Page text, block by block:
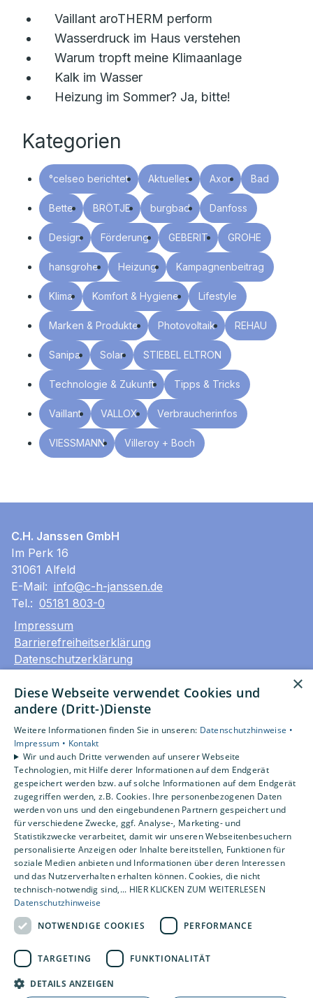
Vaillant aroTHERM perform
Wasserdruck im Haus verstehen
Warum tropft meine Klimaanlage
Kalk im Wasser
Heizung im Sommer? Ja, bitte!
Kategorien
°celseo berichtet Aktuelles Axor Bad
Bette BRÖTJE burgbad Danfoss
Design Förderung GEBERIT GROHE
hansgrohe Heizung Kampagnenbeitrag
Klima Komfort & Hygiene Lifestyle
Marken & Produkte Photovoltaik REHAU
Sanipa Solar STIEBEL ELTRON
Technologie & Zukunft Tipps & Tricks
Vaillant VALLOX Verbraucherinfos
VIESSMANN Villeroy + Boch
C.H. Janssen GmbH
Im Perk 16
31061 Alfeld
E-Mail: info@c-h-janssen.de
Tel.: 05181 803-0
Impressum
Barrierefreiheitserklärung
Datenschutzerklärung
Unsere Bereiche
Privatkunden
Gewerbekunden
Karriere
Unternehmen
Kontakt
Um externe HTML-Inhalte anzuzeigen, benötigen
wir Ihre Einwilligung.
Weitere Informationen finden Sie in unserer
Datenschutzerklärung.
Cookie-Einstellungen öffnen
×
Diese Webseite verwendet Cookies und
andere (Dritt-)Dienste
Weitere Informationen finden Sie in unseren: Datenschutzhinweise •
Impressum • Kontakt
Wir und auch Dritte verwenden auf unserer Webseite
Technologien, mit Hilfe derer Informationen auf dem Endgerät
gespeichert werden bzw. auf solche Informationen auf dem Endgerät
zugegriffen werden, z.B. Cookies. Ihre personenbezogenen Daten
werden von uns und den eingebundenen Partnern gespeichert und
für verschiedene Zwecke, ggf. Analyse-, Marketing- und
Statistikzwecke verarbeitet, damit wir unseren Webseitenbesuchern
personalisierte Anzeigen oder Inhalte bereitstellen, Funktionen für
soziale Medien anbieten und Informationen über deren Interessen
und das Nutzerverhalten erhalten können. Cookies, die nicht
technisch-notwendig sind,... HIER KLICKEN ZUM WEITERLESEN
Datenschutzhinweise
NOTWENDIGE COOKIES
PERFORMANCE
TARGETING FUNKTIONALITÄT
DETAILS ANZEIGEN